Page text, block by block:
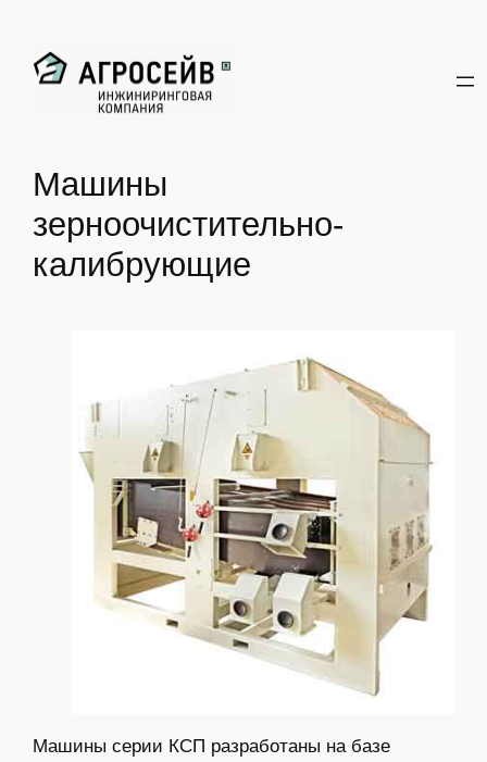
содержимому
Машины
зерноочистительно-
калибрующие
Машины серии КСП разработаны на базе